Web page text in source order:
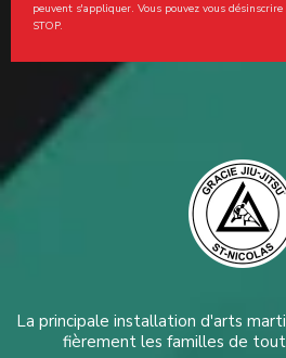
peuvent s'appliquer. Vous pouvez vous
STOP.
La principale installation d'arts
fièrement les familles de